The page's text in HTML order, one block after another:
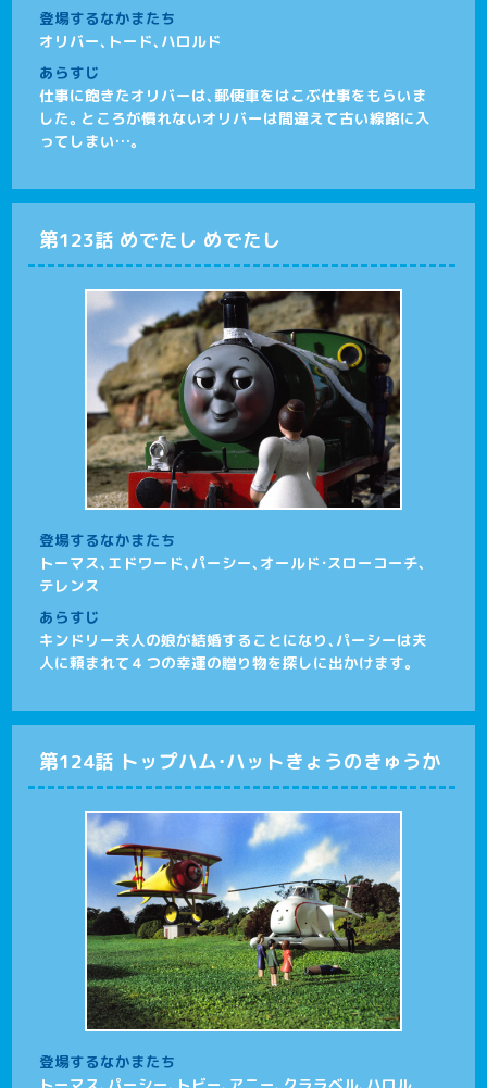
登場するなかまたち
オリバー、トード、ハロルド
あらすじ
仕事に飽きたオリバーは、郵便車をはこぶ仕事をもらいま
した。ところが慣れないオリバーは間違えて古い線路に入
ってしまい…。
第123話 めでたし めでたし
登場するなかまたち
トーマス、エドワード、パーシー、オールド・スローコーチ、
テレンス
あらすじ
キンドリー夫人の娘が結婚することになり、パーシーは夫
人に頼まれて４つの幸運の贈り物を探しに出かけます。
第124話 トップハム・ハットきょうのきゅうか
登場するなかまたち